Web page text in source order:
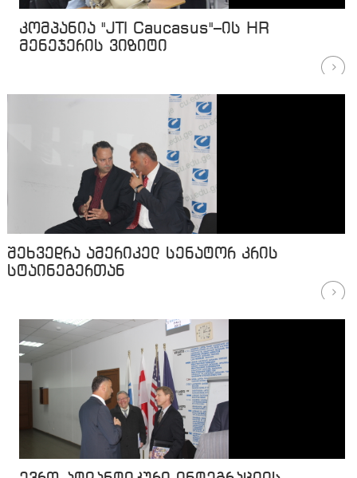
კომპანია "JTI Caucasus"–ის HR
მენეჯერის ვიზიტი
შეხვედრა ამერიკელ სენატორ კრის
სტაინეგერთან